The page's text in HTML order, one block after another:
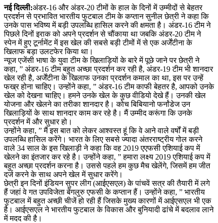
नई दिल्ली:अंडर-16 और अंडर-20 टीमों के हाल के दिनों में उम्मीदों से बेहतर
प्रदर्शन से प्रभावित भारतीय फुटबाल टीम के कप्तान सुनील छेत्री ने कहा कि
उनके पास भविष्य में बड़ी उपलब्धि हासिल करने की क्षमता है। अंडर-16 टीम ने
पिछले दिनों इराक को अपने प्रदर्शन से चौंकाया था जबकि अंडर-20 टीम ने
स्पेन में हुए टूर्नामेंट में इस खेल की सबसे बड़ी टीमों में से एक अर्जेंटीना के
खिलाफ बड़ा उलटफेर किया था।
न्यूज एजेंसी भाषा के युवा टीम के खिलाड़ियों के बारे में पूछे जाने पर छेत्री ने
कहा, ” अंडर-16 टीम बहुत अच्छा प्रदर्शन कर रही है, अंडर-19 टीम भी शानदार
खेल रही है, अर्जेंटीना के खिलाफ उनका प्रदर्शन कमाल का था, इस पर उन्हें
फख्र होना चाहिए। उन्होंने कहा, ” अंडर-16 टीम काफी बेहतर है, आपको उनके
खेल को देखना चाहिए। हमने उनके खेल के कुछ वीडियो देखे हैं। उनकी खेल
योजना और खेलने का तरीका शानदार है। कोच बिबियानो फर्नांडेज उन
खिलाड़ियों के साथ शानदार काम कर रहे है। मैं उम्मीद करूंगा कि उनके
प्रदर्शन में और सुधार हो।
उन्होंने कहा, ” मैं इस बात को लेकर आश्वस्त हूं कि वे आने वाले वर्षों में बड़ी
उपलब्धि हासिल करेंगे। भारत के लिए सबसे ज्यादा अंतरराष्ट्रीय गोल करने
वाले 34 साल के इस खिलाड़ी ने कहा कि वह 2019 एएफसी एशियाई कप में
खेलने का इंतजार कर रहे है। उन्होंने कहा, ” हमारा लक्ष्य 2019 एशियाई कप में
बहुत अच्छा प्रदर्शन करना है। उससे पहले हम कुछ मैच खेलेंगे, जिसमें हम जीत
दर्ज करने के साथ अपने खेल में सुधार करेंगे।
छेत्री इन दिनों इंडियन सुपर लीग (आईएसएल) के पांचवें सत्र की तैयारी में लगे
हैं जहां वे गत उपविजेता बेंगलुरु एफसी के कप्तान हैं। उन्होंने कहा, ” भारतीय
फुटबाल में बहुत अच्छी चीजें हो रही हैं जिसके मुख्य कारणों में आईएसएल भी एक
है। आईएसएल ने भारतीय फुटबाल के विकास और बुनियादी ढांचे में बदलाव लाने
में मदद की है।